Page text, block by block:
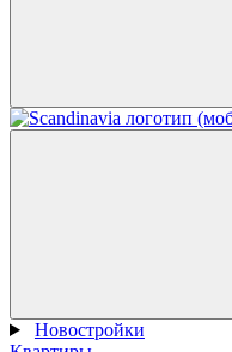
Новостройки